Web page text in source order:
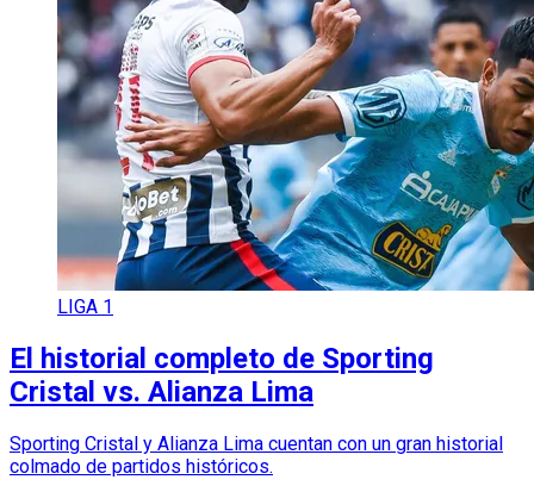
LIGA 1
El historial completo de Sporting
Cristal vs. Alianza Lima
Sporting Cristal y Alianza Lima cuentan con un gran historial
colmado de partidos históricos.